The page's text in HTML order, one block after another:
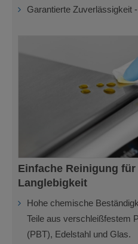
Garantierte Zuverlässigkeit
Einfache Reinigung
Langlebigkeit
Hohe chemische
Teile aus verschleißfestem
(PBT), Edelstahl und Glas.